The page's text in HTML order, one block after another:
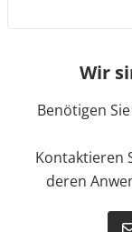
Wir
Benötigen
Kontaktieren
deren